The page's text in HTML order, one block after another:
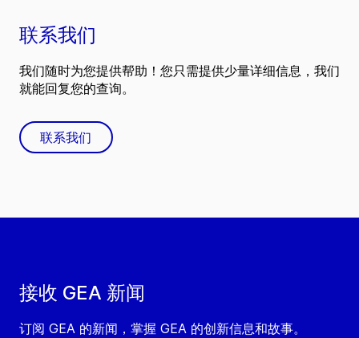
接收 GEA 新闻
订阅 GEA 的新闻，掌握 GEA 的创新信息和故事。
联系我们
我们随时为您提供帮助！您只需提供少量详细信息，我们
就能回复您的查询。
联系我们